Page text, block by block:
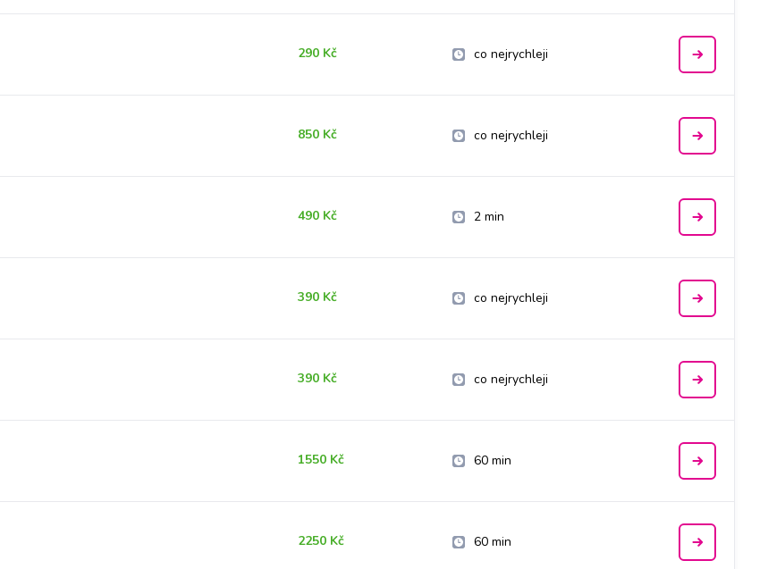
290 Kč co nejrychleji
850 Kč co nejrychleji
490 Kč 2 min
390 Kč co nejrychleji
390 Kč co nejrychleji
1550 Kč 60 min
2250 Kč 60 min